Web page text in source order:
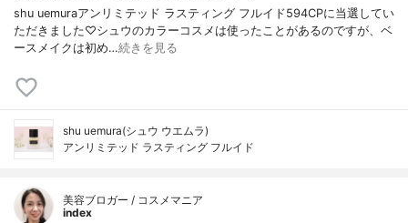
shu uemuraアンリミテッド ラスティング フルイド594CPに当選してい
ただきました♡シュウのカラーコスメは使ったことがあるのですが、ベ
ースメイクは初め…続きを見る
shu uemura(シュウ ウエムラ)
アンリミテッド ラスティング フルイド
美容ブロガー / コスメマニア
index